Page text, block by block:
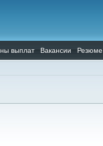
выплат Вакансии Резюме